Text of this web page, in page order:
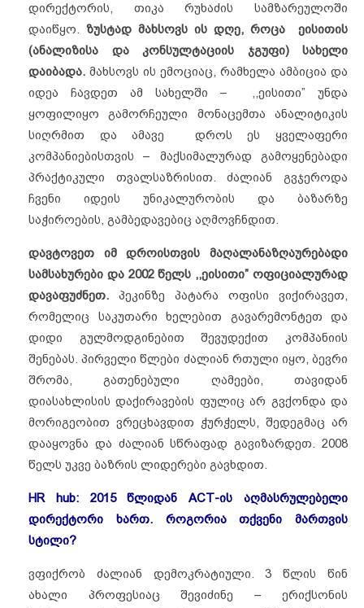
დირექტორის, თიკა რუხაძის სამზარეულოში
დაიწყო. ზუსტად მახსოვს ის დღე, როცა ეისითის
(ანალიზისა და კონსულტაციის ჯგუფი) სახელი
დაიბადა. მახსოვს ის ემოციაც, რამხელა ამბიცია და
იდეა ჩავდეთ ამ სახელში – ,,ეისითი” უნდა
ყოფილიყო გამორჩეული მონაცემთა ანალიტიკის
სიღრმით და ამავე დროს ეს ყველაფერი
კომპანიებისთვის – მაქსიმალურად გამოყენებადი
პრაქტიკული თვალსაზრისით. ძალიან გვჯეროდა
ჩვენი იდეის უნიკალურობის და ბაზარზე
საჭიროების, გამბედავებიც აღმოვჩნდით.
დავტოვეთ იმ დროისთვის მაღალანაზღაურებადი
სამსახურები და 2002 წელს ,,ეისითი” ოფიციალურად
დავაფუძნეთ. პეკინზე პატარა ოფისი ვიქირავეთ,
რომელიც საკუთარი ხელებით გავარემონტეთ და
დიდი გულმოდგინებით შევუდექით კომპანიის
შენებას. პირველი წლები ძალიან რთული იყო, ბევრი
შრომა, გათენებული ღამეები, თავიდან
დიასახლისის დაქირავების ფულიც არ გვქონდა და
მორიგეობით ვრეცხავდით ჭურჭელს, შედეგმაც არ
დააყოვნა და ძალიან სწრაფად გავიზარდეთ. 2008
წელს უკვე ბაზრის ლიდერები გავხდით.
HR hub: 2015 წლიდან ACT-ის აღმასრულებელი
დირექტორი ხართ. როგორია თქვენი მართვის
სტილი?
ვფიქრობ ძალიან დემოკრატიული. 3 წლის წინ
ახალი პროფესიაც შევიძინე – ერიქსონის